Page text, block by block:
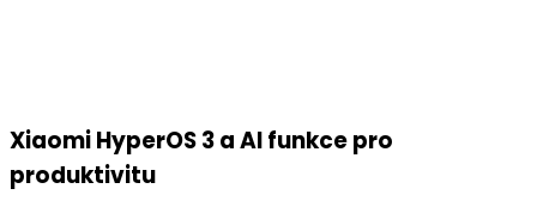
Xiaomi HyperOS 3 a AI funkce pro
produktivitu